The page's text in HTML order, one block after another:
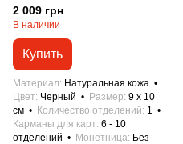
2 009 грн
В наличии
Купить
Материал
Натуральная кожа
Цвет Черный Размер 9 x 10
см
Количество отделений 1
Карманы для карт 6 - 10
отделений
Монетница Без